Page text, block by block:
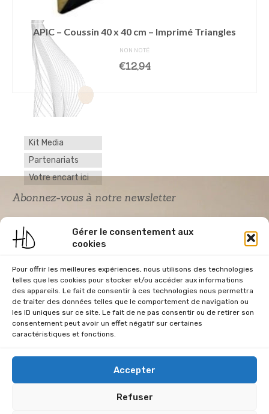
Gérer le consentement aux
cookies
Pour offrir les meilleures expériences, nous utilisons des technologies
telles que les cookies pour stocker et/ou accéder aux informations
des appareils. Le fait de consentir à ces technologies nous permettra
de traiter des données telles que le comportement de navigation ou
les ID uniques sur ce site. Le fait de ne pas consentir ou de retirer son
consentement peut avoir un effet négatif sur certaines
caractéristiques et fonctions.
Accepter
Refuser
APIC – Coussin 40 x 40 cm – Imprimé Triangles
NON NOTÉ
€12,94
AJOUTER AU PANIER
Kit Media
Partenariats
Votre encart ici
Abonnez-vous à notre newsletter
Acceptation RGPD
*
J'accepte la politique de confidentialité du
site Home & Déco